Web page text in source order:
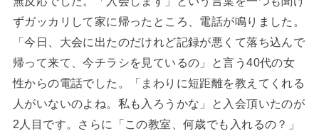
ずガッカリして家に帰ったところ、電話が鳴りました。
「今日、大会に出たのだけれど記録が悪くて落ち込んで
帰って来て、今チラシを見ているの」と言う40代の女
性からの電話でした。「まわりに短距離を教えてくれる
人がいないのよね。私も入ろうかな」と入会頂いたのが
2人目です。さらに「この教室、何歳でも入れるの？」